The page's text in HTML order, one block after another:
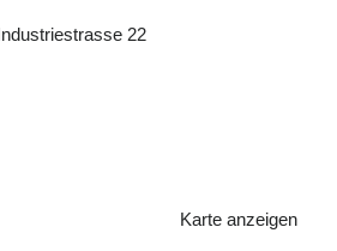
22
Karte anzeigen